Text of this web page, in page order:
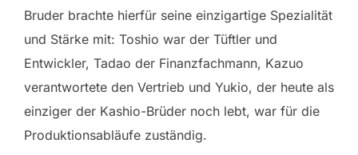
Bruder brachte hierfür seine einzigartige Spezialität
und Stärke mit: Toshio war der Tüftler und
Entwickler, Tadao der Finanzfachmann, Kazuo
verantwortete den Vertrieb und Yukio, der heute als
einziger der Kashio-Brüder noch lebt, war für die
Produktionsabläufe zuständig.